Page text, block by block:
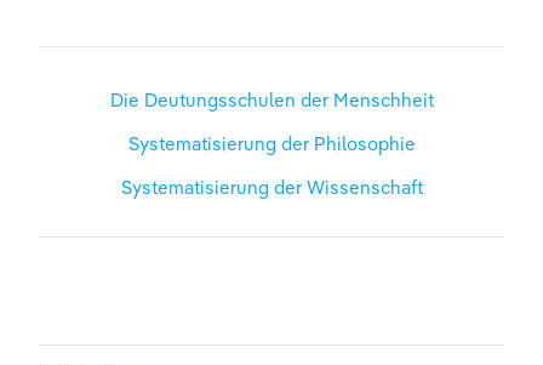
Die Deutungsschulen der Menschheit
Systematisierung der Philosophie
Systematisierung der Wissenschaft